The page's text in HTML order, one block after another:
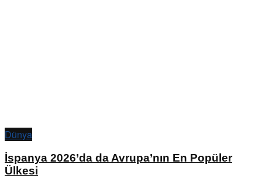
Dünya
İspanya 2026’da da Avrupa’nın En Popüler
Ülkesi